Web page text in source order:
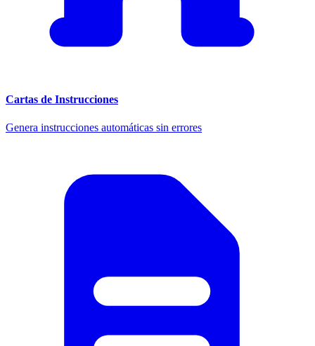
Cartas de Instrucciones
Genera instrucciones automáticas sin errores